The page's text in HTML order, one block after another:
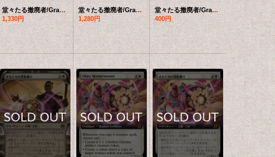
堂々たる撤廃者/Grand Abolisher (ショーケース版) 【日本語版】 [BIG-白MR]
1,330円
堂々たる撤廃者/Grand Abolisher (拡張アート版) 【英語版】 [BIG-白MR]
1,280円
堂々たる撤廃者/Grand Abolisher (拡張アート版) 【日本語版】 [BIG-白MR]
400円